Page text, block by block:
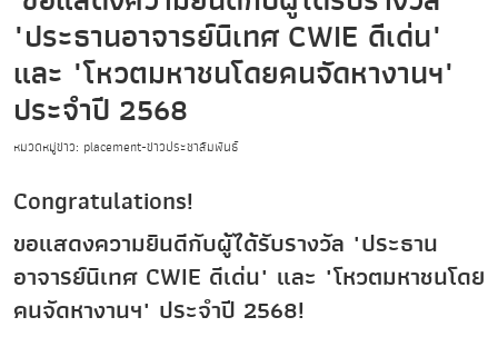
"ประธานอาจารย์นิเทศ CWIE ดีเด่น"
และ "โหวตมหาชนโดยคนจัดหางานฯ"
ประจำปี 2568
หมวดหมู่ข่าว: placement-ข่าวประชาสัมพันธ์
Congratulations!
ขอแสดงความยินดีกับผู้ได้รับรางวัล "ประธาน
อาจารย์นิเทศ CWIE ดีเด่น" และ "โหวตมหาชนโดย
คนจัดหางานฯ" ประจำปี 2568!